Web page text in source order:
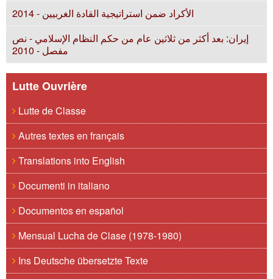
الأكراد ضمن استراتيجية القادة الغربيين - 2014
إيران: بعد أكثر من ثلاثين عام من حكم النظام الإسلامي - نص
مفصل - 2010
Lutte Ouvrière
Lutte de Classe
Autres textes en français
Translations into English
Documenti in italiano
Documentos en español
Mensual Lucha de Clase (1978-1980)
Ins Deutsche übersetzte Texte